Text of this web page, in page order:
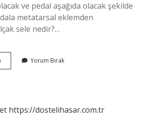
ve pedal aşağıda olacak şekilde
metatarsal eklemden
sele nedir?…
Sele
Yorum Bırak
https://dostelihasar.com.tr